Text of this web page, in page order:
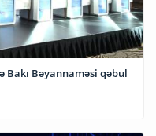
Bəyannaməsi qəbul